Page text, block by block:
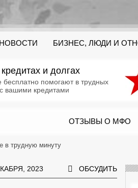
БИЗНЕС, ЛЮДИ И
и долгах
помогают в трудных
вашими кредитами
ОТЗЫВЫ О МФО
в трудную минуту
2023 ОБСУДИТЬ